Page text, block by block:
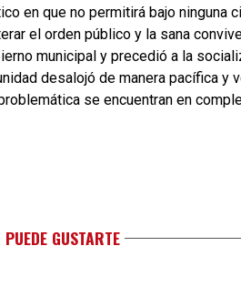
en que no permitirá bajo ninguna
el orden público y la sana
municipal y precedió a la
desalojó de manera pacífica y
se encuentran en
GUSTARTE